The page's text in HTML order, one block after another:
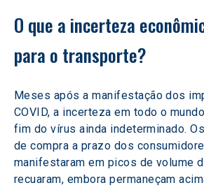
O que a incerteza
para o transporte?
Meses após a manifestação dos
COVID, a incerteza em todo o
fim do vírus ainda indeterminado.
de compra a prazo dos
manifestaram em picos de volume
recuaram, embora permaneçam